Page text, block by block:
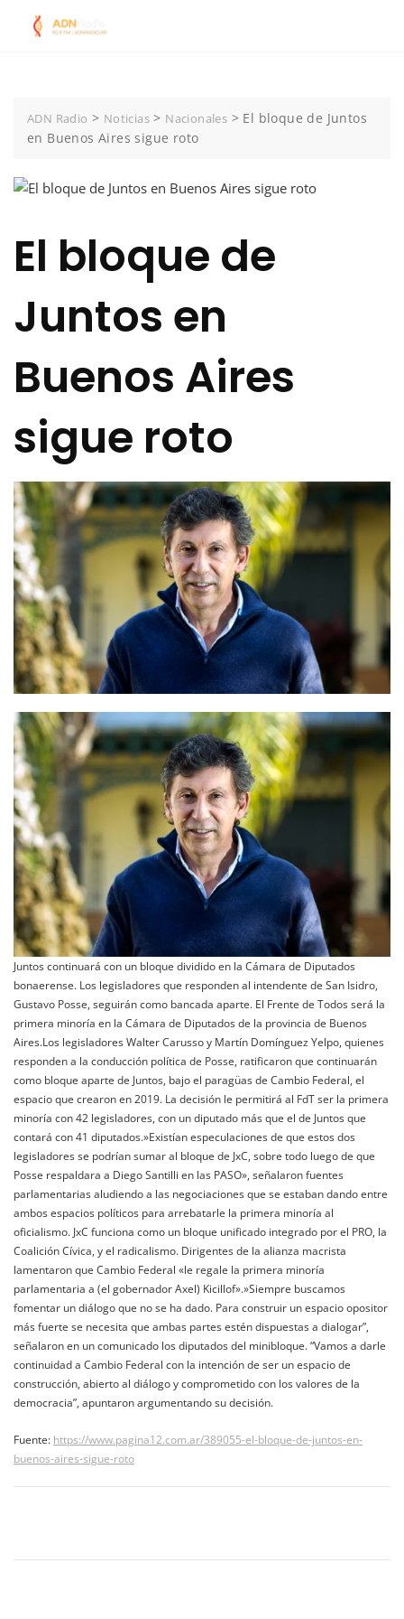
ADN Radio > Noticias > Nacionales > El bloque de Juntos
en Buenos Aires sigue roto
El bloque de
Juntos en
Buenos Aires
sigue roto
Juntos continuará con un bloque dividido en la Cámara de Diputados
bonaerense. Los legisladores que responden al intendente de San Isidro,
Gustavo Posse, seguirán como bancada aparte. El Frente de Todos será la
primera minoría en la Cámara de Diputados de la provincia de Buenos
Aires.Los legisladores Walter Carusso y Martín Domínguez Yelpo, quienes
responden a la conducción política de Posse, ratificaron que continuarán
como bloque aparte de Juntos, bajo el paragüas de Cambio Federal, el
espacio que crearon en 2019. La decisión le permitirá al FdT ser la primera
minoría con 42 legisladores, con un diputado más que el de Juntos que
contará con 41 diputados.»Existían especulaciones de que estos dos
legisladores se podrían sumar al bloque de JxC, sobre todo luego de que
Posse respaldara a Diego Santilli en las PASO», señalaron fuentes
parlamentarias aludiendo a las negociaciones que se estaban dando entre
ambos espacios políticos para arrebatarle la primera minoría al
oficialismo. JxC funciona como un bloque unificado integrado por el PRO, la
Coalición Cívica, y el radicalismo. Dirigentes de la alianza macrista
lamentaron que Cambio Federal «le regale la primera minoría
parlamentaria a (el gobernador Axel) Kicillof».»Siempre buscamos
fomentar un diálogo que no se ha dado. Para construir un espacio opositor
más fuerte se necesita que ambas partes estén dispuestas a dialogar”,
señalaron en un comunicado los diputados del minibloque. “Vamos a darle
continuidad a Cambio Federal con la intención de ser un espacio de
construcción, abierto al diálogo y comprometido con los valores de la
democracia”, apuntaron argumentando su decisión.
Fuente: https://www.pagina12.com.ar/389055-el-bloque-de-juntos-en-
buenos-aires-sigue-roto
de